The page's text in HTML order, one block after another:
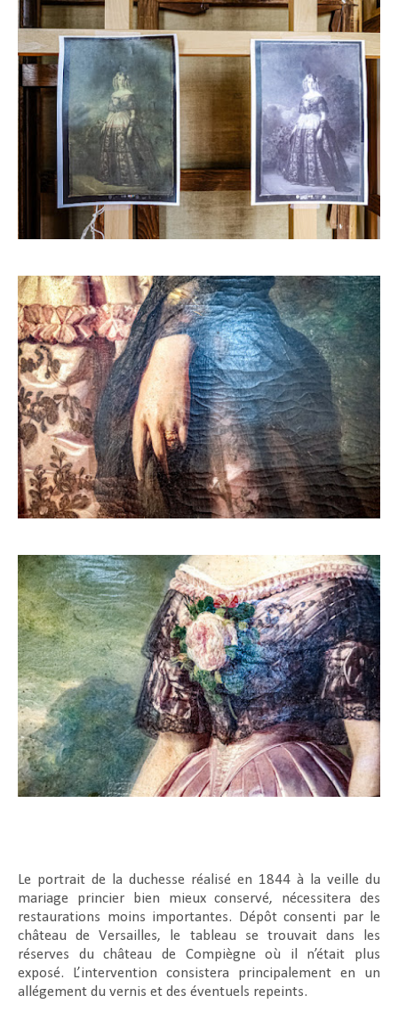
Le portrait de la duchesse réalisé en 1844 à la veille du
mariage princier bien mieux conservé, nécessitera des
restaurations moins importantes. Dépôt consenti par le
château de Versailles, le tableau se trouvait dans les
réserves du château de Compiègne où il n’était plus
exposé. L’intervention consistera principalement en un
allégement du vernis et des éventuels repeints.